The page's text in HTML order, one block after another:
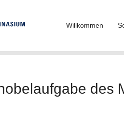
Willkommen
des